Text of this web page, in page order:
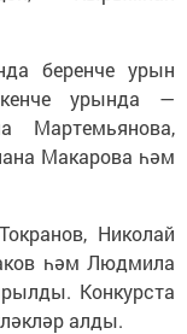
беренче урын
урында —
Мартемьянова,
Макарова һәм
Николай
һәм Людмила
Конкурста
алды.